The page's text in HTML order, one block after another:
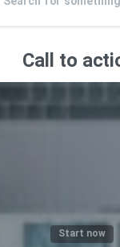
Call to
Start now